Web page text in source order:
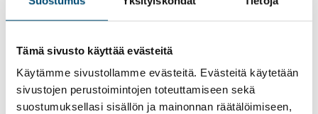
Tämä sivusto käyttää evästeitä
Käytämme sivustollamme evästeitä. Evästeitä käytetään
sivustojen perustoimintojen toteuttamiseen sekä
suostumuksellasi sisällön ja mainonnan räätälöimiseen,
työilmapiiristä, kuormituksen tasaisesti
sujuv...
Lue artikkeli